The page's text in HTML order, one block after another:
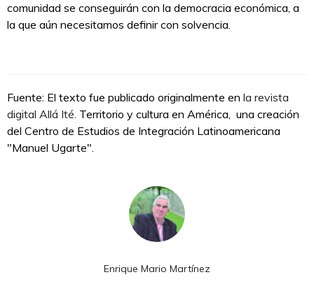
comunidad se conseguirán con la democracia económica, a
la que aún necesitamos definir con solvencia.
Fuente: El texto fue publicado originalmente en la revista
digital Allá Ité. Territorio y cultura en América, una creación
del Centro de Estudios de Integración Latinoamericana
"Manuel Ugarte".
Enrique Mario Martínez